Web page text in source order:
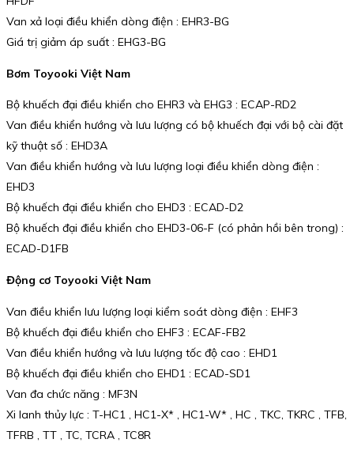
Van xả loại điều khiển dòng điện : EHR3-BG
Giá trị giảm áp suất : EHG3-BG
Bơm Toyooki Việt Nam
Bộ khuếch đại điều khiển cho EHR3 và EHG3 : ECAP-RD2
Van điều khiển hướng và lưu lượng có bộ khuếch đại với bộ cài đặt
kỹ thuật số : EHD3A
Van điều khiển hướng và lưu lượng loại điều khiển dòng điện :
EHD3
Bộ khuếch đại điều khiển cho EHD3 : ECAD-D2
Bộ khuếch đại điều khiển cho EHD3-06-F (có phản hồi bên trong) :
ECAD-D1FB
Động cơ Toyooki Việt Nam
Van điều khiển lưu lượng loại kiểm soát dòng điện : EHF3
Bộ khuếch đại điều khiển cho EHF3 : ECAF-FB2
Van điều khiển hướng và lưu lượng tốc độ cao : EHD1
Bộ khuếch đại điều khiển cho EHD1 : ECAD-SD1
Van đa chức năng : MF3N
Xi lanh thủy lực : T-HC1 , HC1-X* , HC1-W* , HC , TKC, TKRC , TFB,
TFRB , TT , TC, TCRA , TC8R